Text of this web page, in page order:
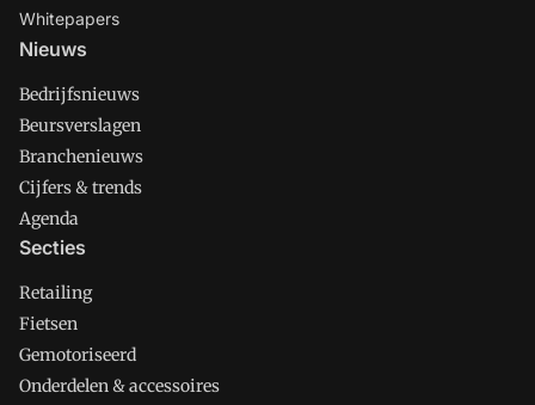
Whitepapers
Nieuws
Bedrijfsnieuws
Beursverslagen
Branchenieuws
Cijfers & trends
Agenda
Secties
Retailing
Fietsen
Gemotoriseerd
Onderdelen & accessoires